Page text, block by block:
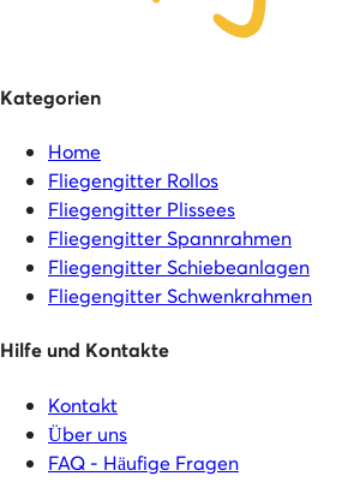
Kategorien
Home
Fliegengitter Rollos
Fliegengitter Plissees
Fliegengitter Spannrahmen
Fliegengitter Schiebeanlagen
Fliegengitter Schwenkrahmen
Hilfe und Kontakte
Kontakt
Über uns
FAQ - Häufige Fragen